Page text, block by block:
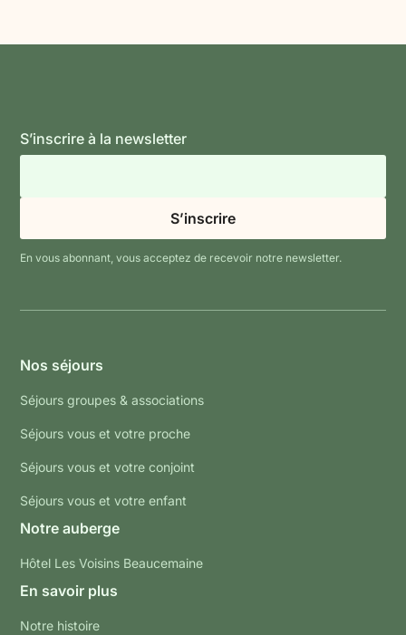
S’inscrire à la newsletter
En vous abonnant, vous acceptez de recevoir notre newsletter.
Nos séjours
Séjours groupes & associations
Séjours vous et votre proche
Séjours vous et votre conjoint
Séjours vous et votre enfant
Notre auberge
Hôtel Les Voisins Beaucemaine
En savoir plus
Notre histoire